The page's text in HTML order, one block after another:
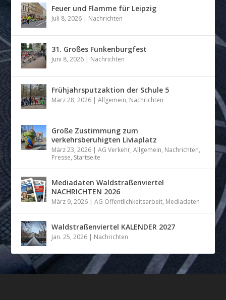
Feuer und Flamme für Leipzig
Juli 8, 2026 | Nachrichten
31. Großes Funkenburgfest
Juni 8, 2026 | Nachrichten
Frühjahrsputzaktion der Schule 5
März 28, 2026 |Allgemein, Nachrichten
Große Zustimmung zum
verkehrsberuhigten Liviaplatz
März 23, 2026 |AG Verkehr,Allgemein, Nachrichten,
Presse, Startseite
Mediadaten Waldstraßenviertel
NACHRICHTEN 2026
März 9, 2026 |AG Öffentlichkeitsarbeit, Mediadaten
Waldstraßenviertel KALENDER 2027
Jan. 25, 2026 | Nachrichten